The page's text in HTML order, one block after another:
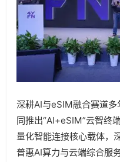
深耕AI与eSIM融合赛道多
同推出“AI+eSIM”云智终
量化智能连接核心载体，
普惠AI算力与云端综合服